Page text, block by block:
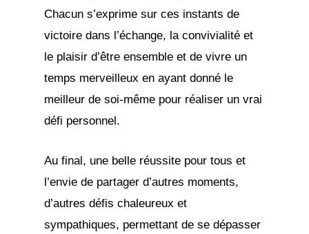
Chacun s’exprime sur ces instants de
victoire dans l’échange, la convivialité et
le plaisir d’être ensemble et de vivre un
temps merveilleux en ayant donné le
meilleur de soi-même pour réaliser un vrai
défi personnel.
Au final, une belle réussite pour tous et
l’envie de partager d’autres moments,
d’autres défis chaleureux et
sympathiques, permettant de se dépasser